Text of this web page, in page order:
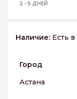
2 - 5 ДНЕЙ
Наличие: Есть
Город
Астана